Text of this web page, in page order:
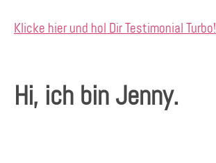
Klicke hier und hol Dir Testimonial Turbo!
Hi, ich bin Jenny.